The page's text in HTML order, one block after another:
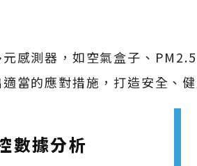
感測器，如空氣盒子、
當的應對措施，打造安全、
數據分析